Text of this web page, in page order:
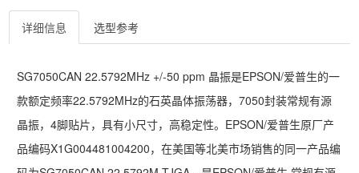
详细信息 选型参考
SG7050CAN 22.5792MHz +/-50 ppm 晶振是EPSON/爱普生的一
款额定频率22.5792MHz的石英晶体振荡器，7050封装常规有源
晶振，4脚贴片，具有小尺寸，高稳定性。EPSON/爱普生原厂产
品编码X1G004481004200，在美国等北美市场销售的同一产品编